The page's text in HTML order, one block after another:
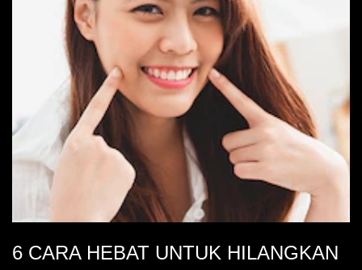
6 CARA HEBAT UNTUK HILANGKAN